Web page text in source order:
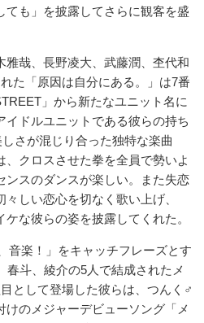
ても」を披露してさらに観客を盛
哉、長野凌大、武藤潤、杢代和
た「原因は自分にある。」は7番
」から新たなユニット名に
ドルユニットである彼らの持ち
さが混じり合った独特な楽曲
、クロスさせた拳を全員で勢いよ
ンスのダンスが楽しい。また失恋
しい恋心を切なく歌い上げ、
ケな彼らの姿を披露してくれた。
楽！」をキャッチフレーズとす
春斗、綾介の5人で結成されたメ
として登場した彼らは、つんく♂
のメジャーデビューソング「メ